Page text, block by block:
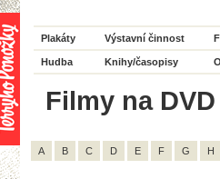
Plakáty Výstavní činnost
Hudba Knihy/časopisy
Filmy na
A B C D E F G H